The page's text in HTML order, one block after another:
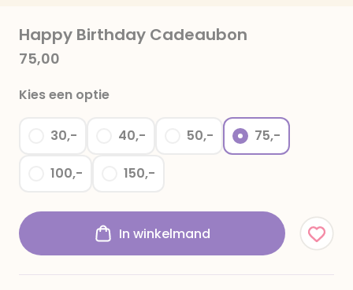
Happy Birthday Cadeaubon
75,00
Kies een optie
30,- 40,- 50,- 75,-
100,- 150,-
In winkelmand